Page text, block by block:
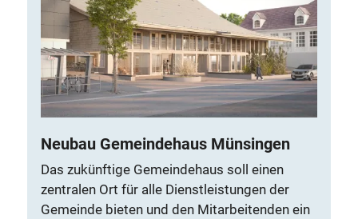
Neubau Gemeindehaus Münsingen
Das zukünftige Gemeindehaus soll einen
zentralen Ort für alle Dienstleistungen der
Gemeinde bieten und den Mitarbeitenden ein